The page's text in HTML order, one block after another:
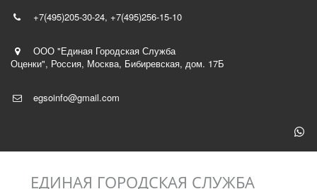
+7(495)205-30-24, +7(495)256-15-10
ООО "Единая Городская Служба
Оценки", Россия, Москва, Бибиревская, дом. 17Б
egsoinfo@gmail.com
ЕДИНАЯ ГОРОДСКАЯ СЛУЖБА